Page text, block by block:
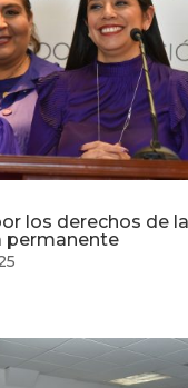
los derechos de
permanente